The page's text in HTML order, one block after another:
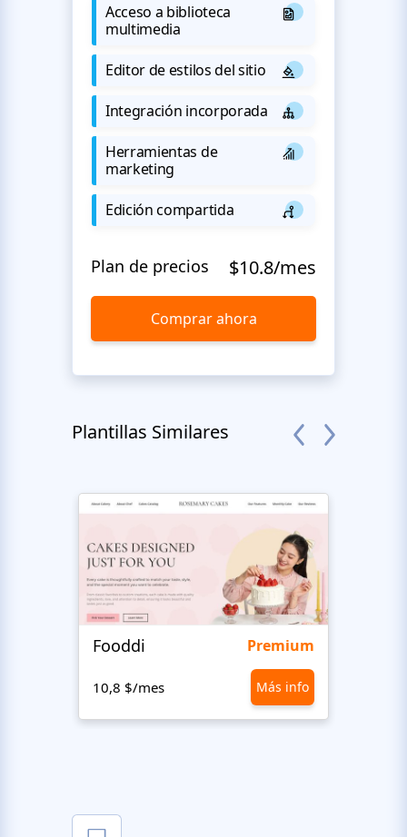
Acceso a biblioteca
multimedia
Editor de estilos del sitio
Integración incorporada
Herramientas de
marketing
Edición compartida
Plan de precios $10.8/mes
Comprar ahora
Plantillas Similares
Fooddi Premium
10,8 $/mes Más info